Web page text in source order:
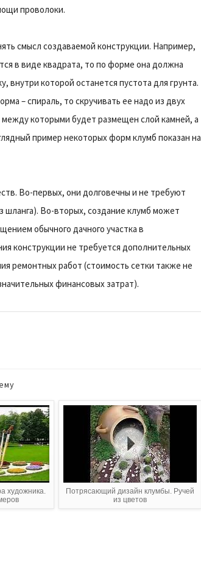
проволоки.
смысл создаваемой конструкции. Например,
в виде квадрата, то по форме она должна
внутри которой останется пустота для грунта.
– спираль, то скручивать ее надо из двух
которыми будет размещен слой камней, а
пример некоторых форм клумб показан на
Во-первых, они долговечны и не требуют
шланга). Во-вторых, создание клумб может
обычного дачного участка в
конструкции не требуется дополнительных
ремонтных работ (стоимость сетки также не
финансовых затрат).
художника.
Потрясающий дизайн клумбы. Ручей
из цветов